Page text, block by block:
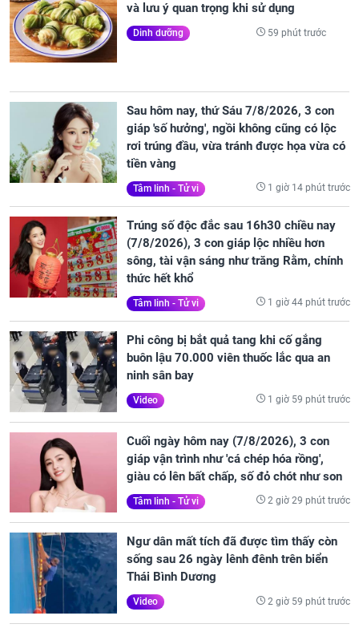
và lưu ý quan trọng khi sử dụng
Dinh dưỡng 59 phút trước
Sau hôm nay, thứ Sáu 7/8/2026, 3 con
giáp 'số hưởng', ngồi không cũng có lộc
rơi trúng đầu, vừa tránh được họa vừa có
tiền vàng
Tâm linh - Tử vi 1 giờ 14 phút trước
Trúng số độc đắc sau 16h30 chiều nay
(7/8/2026), 3 con giáp lộc nhiều hơn
sông, tài vận sáng như trăng Rằm, chính
thức hết khổ
Tâm linh - Tử vi 1 giờ 44 phút trước
Phi công bị bắt quả tang khi cố gắng
buôn lậu 70.000 viên thuốc lắc qua an
ninh sân bay
Video 1 giờ 59 phút trước
Cuối ngày hôm nay (7/8/2026), 3 con
giáp vận trình như 'cá chép hóa rồng',
giàu có lên bất chấp, số đỏ chót như son
Tâm linh - Tử vi 2 giờ 29 phút trước
Ngư dân mất tích đã được tìm thấy còn
sống sau 26 ngày lênh đênh trên biển
Thái Bình Dương
Video 2 giờ 59 phút trước